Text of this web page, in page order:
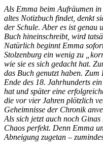
Als Emma beim Aufräumen
altes Notizbuch findet, denkt
der Schule. Aber es ist genau
Buch hineinschreibt, wird
Natürlich beginnt Emma
Stolzenburg ein wenig zu
wie sie es sich gedacht hat.
das Buch genutzt haben.
Ende des 18. Jahrhunderts
hat und später eine
die vor vier Jahren plötzlich
Geheimnisse der Chronik
Als sich jetzt auch noch
Chaos perfekt. Denn Emma
Abneigung zugetan –